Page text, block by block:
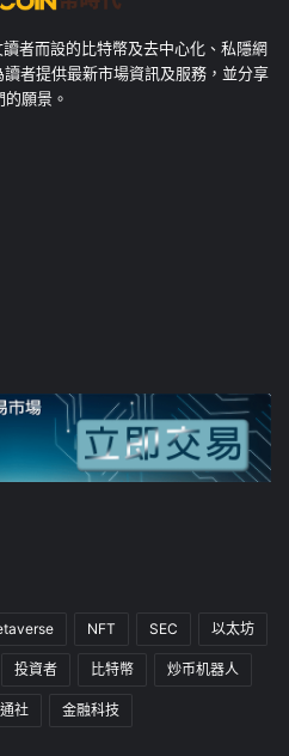
者而設的比特幣及去中心化、私隱網
者提供最新市場資訊及服務，並分享
的願景。
NFT SEC 以太坊
投資者 比特幣 炒币机器人
社 金融科技